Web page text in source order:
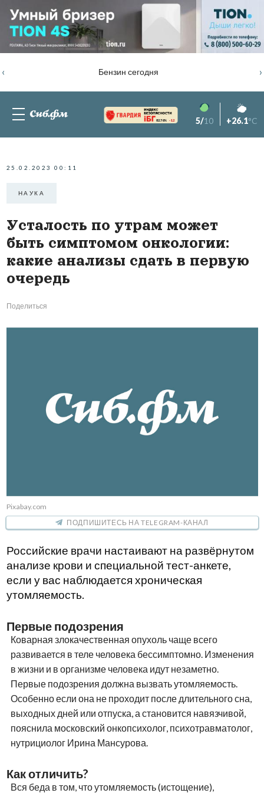
Бензин сегодня
‹ ›
82.76% -1.2 5/10 +26.1°C
25.02.2023 00:11
НАУКА
Усталость по утрам может
быть симптомом онкологии:
какие анализы сдать в первую
очередь
Поделиться
Pixabay.com
ПОДПИШИТЕСЬ НА TELEGRAM-КАНАЛ
Российские врачи настаивают на развёрнутом
анализе крови и специальной тест-анкете,
если у вас наблюдается хроническая
утомляемость.
Первые подозрения
Коварная злокачественная опухоль чаще всего
развивается в теле человека бессимптомно. Изменения
в жизни и в организме человека идут незаметно.
Первые подозрения должна вызвать утомляемость.
Особенно если она не проходит после длительного сна,
выходных дней или отпуска, а становится навязчивой,
пояснила московский онкопсихолог, психотравматолог,
нутрициолог Ирина Мансурова.
Как отличить?
Вся беда в том, что утомляемость (истощение),